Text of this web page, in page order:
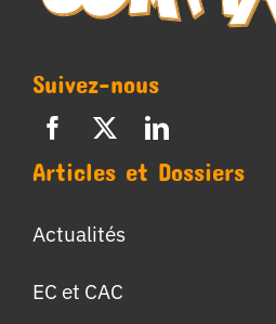
Suivez-nous
Articles et Dossiers
Actualités
EC et CAC